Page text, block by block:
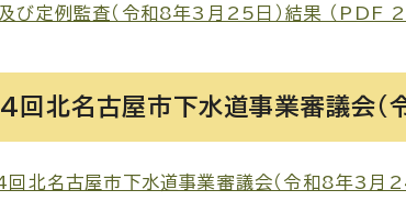
び定例監査（令和8年3月25日）結果 （PDF
回北名古屋市下水道事業審議会（
北名古屋市下水道事業審議会（令和8年3月